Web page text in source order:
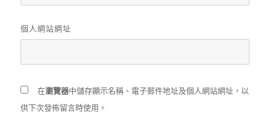
個人網站網址
在瀏覽器中儲存顯示名稱、電子郵件地址及個人網站網址，以
供下次發佈留言時使用。